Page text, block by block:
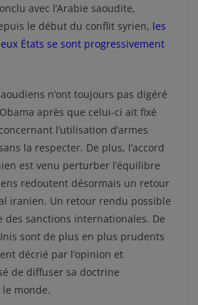
avec l’Arabie saoudite,
le début du conflit syrien, les
États se sont progressivement
n’ont toujours pas digéré
après que celui-ci ait fixé
l’utilisation d’armes
la respecter. De plus, l’accord
est venu perturber l’équilibre
redoutent désormais un retour
iranien. Un retour rendu possible
des sanctions internationales. De
sont de plus en plus prudents
décrié par l’opinion et
de diffuser sa doctrine
monde.